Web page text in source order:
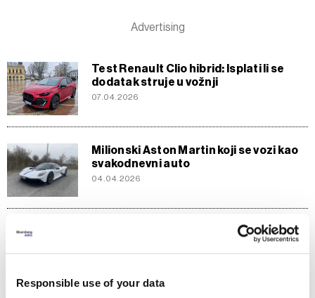
Responsible use of your data
Test Renault Clio hibrid: Isplati li se
dodatak struje u vožnji
07.04.2026
Milionski Aston Martin koji se vozi kao
svakodnevni auto
04.04.2026
Testirali smo: Renault Clio dobio novo
lice i motor, ali nije izgubio ono
najvažnije